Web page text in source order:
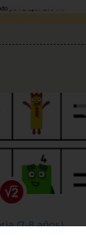
(7-8 años)